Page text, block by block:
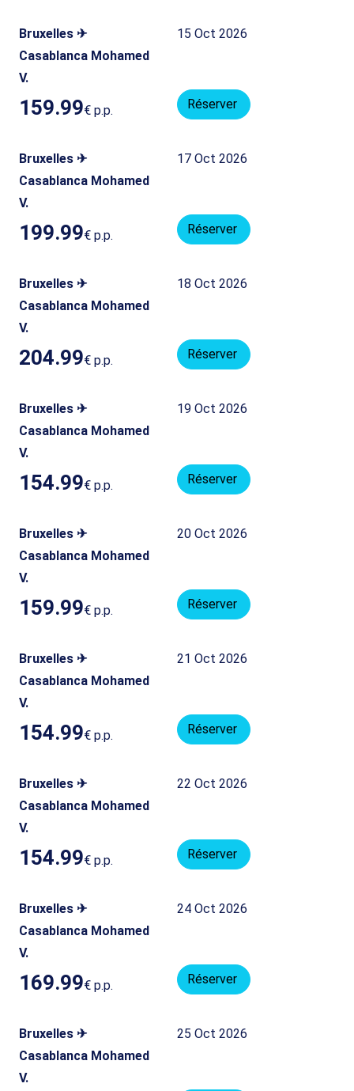
Bruxelles ✈
Casablanca Mohamed
V.
15 Oct 2026
159.99€ p.p. Réserver
Bruxelles ✈
Casablanca Mohamed
V.
17 Oct 2026
199.99€ p.p. Réserver
Bruxelles ✈
Casablanca Mohamed
V.
18 Oct 2026
204.99€ p.p. Réserver
Bruxelles ✈
Casablanca Mohamed
V.
19 Oct 2026
154.99€ p.p. Réserver
Bruxelles ✈
Casablanca Mohamed
V.
20 Oct 2026
159.99€ p.p. Réserver
Bruxelles ✈
Casablanca Mohamed
V.
21 Oct 2026
154.99€ p.p. Réserver
Bruxelles ✈
Casablanca Mohamed
V.
22 Oct 2026
154.99€ p.p. Réserver
Bruxelles ✈
Casablanca Mohamed
V.
24 Oct 2026
169.99€ p.p. Réserver
Bruxelles ✈
Casablanca Mohamed
V.
25 Oct 2026